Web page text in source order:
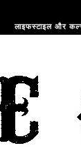
लाइफस्टाइल और